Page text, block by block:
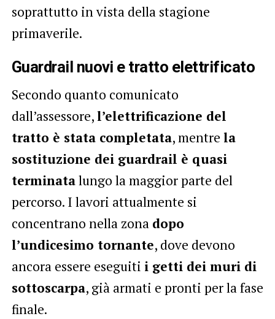
soprattutto in vista della stagione
primaverile.
Guardrail nuovi e tratto elettrificato
Secondo quanto comunicato
dall’assessore,l’elettrificazione del
tratto è stata completata, mentre la
sostituzione dei guardrail è quasi
terminatalungo la maggior parte del
percorso. I lavori attualmente si
concentrano nella zona dopo
l’undicesimo tornante, dove devono
ancora essere eseguiti i getti dei muri di
sottoscarpa, già armati e pronti per la fase
finale.